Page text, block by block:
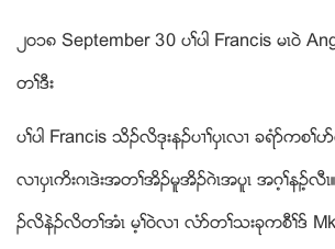
၂၀၁၈ September 30 ပႈပါ Francis မၚ၀ဲ
တႈဒီး
ပႈပါ Francis သိဥလိဒုးနဥပ႕ႈပွၚလ႕ ခရံဏကစႈပ
လ႕ပွၚကိးဂၚဒဲးအတႈအိဥမူအိဥဂဲၚအပူၚ အဂ့ႈနဥ့လီ
ဥလိနဲဥလိတႈအံၚ မ့ႈ၀ဲလ႕ လံဏတႈသးခုကစီႈဒ္